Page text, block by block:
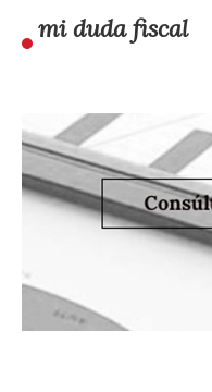
mi duda fiscal